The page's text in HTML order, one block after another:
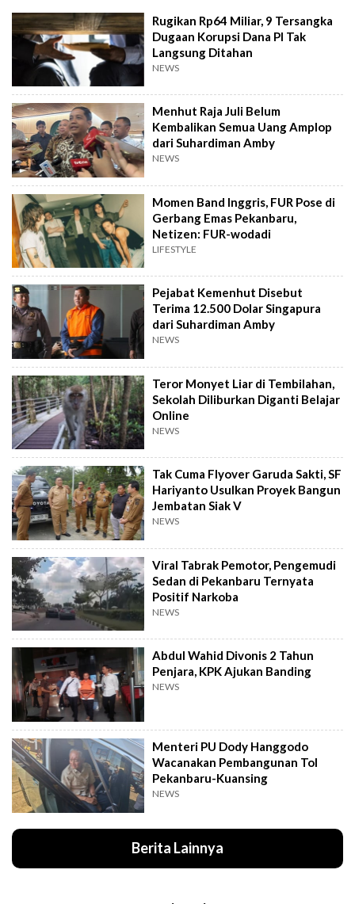
Rugikan Rp64 Miliar, 9 Tersangka
Dugaan Korupsi Dana PI Tak
Langsung Ditahan
NEWS
Menhut Raja Juli Belum
Kembalikan Semua Uang Amplop
dari Suhardiman Amby
NEWS
Momen Band Inggris, FUR Pose di
Gerbang Emas Pekanbaru,
Netizen: FUR-wodadi
LIFESTYLE
Pejabat Kemenhut Disebut
Terima 12.500 Dolar Singapura
dari Suhardiman Amby
NEWS
Teror Monyet Liar di Tembilahan,
Sekolah Diliburkan Diganti Belajar
Online
NEWS
Tak Cuma Flyover Garuda Sakti, SF
Hariyanto Usulkan Proyek Bangun
Jembatan Siak V
NEWS
Viral Tabrak Pemotor, Pengemudi
Sedan di Pekanbaru Ternyata
Positif Narkoba
NEWS
Abdul Wahid Divonis 2 Tahun
Penjara, KPK Ajukan Banding
NEWS
Menteri PU Dody Hanggodo
Wacanakan Pembangunan Tol
Pekanbaru-Kuansing
NEWS
Berita Lainnya